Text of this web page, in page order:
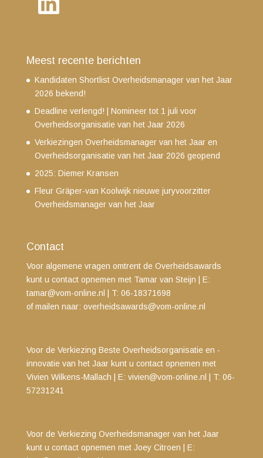
Meest recente berichten
Kandidaten Shortlist Overheidsmanager van het Jaar
2026 bekend!
Deadline verlengd! | Nomineer tot 1 juli voor
Overheidsorganisatie van het Jaar 2026
Verkiezingen Overheidsmanager van het Jaar en
Overheidsorganisatie van het Jaar 2026 geopend
2025: Diemer Kransen
Fleur Gräper-van Koolwijk nieuwe juryvoorzitter
Overheidsmanager van het Jaar
Contact
Voor algemene vragen omtrent de Overheidsawards
kunt u contact opnemen met Tamar van Steijn | E:
tamar@vom-online.nl | T: 06-18371698
of mailen naar: overheidsawards@vom-online.nl
Voor de Verkiezing Beste Overheidsorganisatie en -
innovatie van het Jaar kunt u contact opnemen met
Vivien Wilkens-Mallach | E: vivien@vom-online.nl | T: 06-
57231241
Voor de Verkiezing Overheidsmanager van het Jaar
kunt u contact opnemen met Joey Citroen | E: